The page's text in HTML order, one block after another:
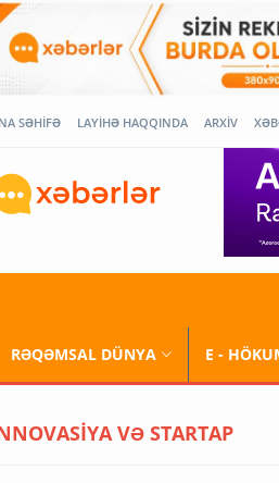
SƏHİFƏ LAYİHƏ HAQQINDA ARXİV
RƏQƏMSAL DÜNYA E -
VƏ STARTAP